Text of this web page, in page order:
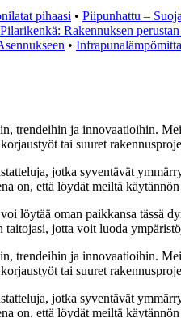
pihaasi • Piipunhattu –
Pilarikenkä: Rakennuksen
•
trendeihin ja innovaatioihin.
tai suuret
jotka syventävät
on, että löydät meiltä
löytää oman paikkansa tässä
jotta voit luoda
trendeihin ja innovaatioihin.
tai suuret
jotka syventävät
on, että löydät meiltä